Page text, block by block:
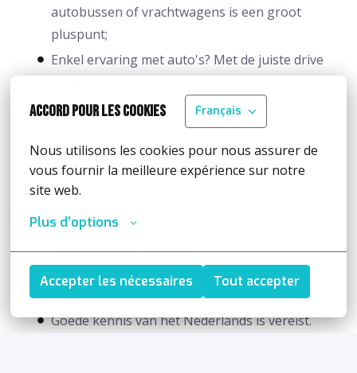
Accord pour les cookies Français
Nous utilisons les cookies pour nous assurer de
vous fournir la meilleure expérience sur notre
site web.
Plus d'options
Accepter les nécessaires Tout accepter
autobussen of vrachtwagens is een groot
pluspunt;
Enkel ervaring met auto's? Met de juiste drive
Samenwerken met collega's om oplossingen te
vinden geeft je energie;
Ook zelfstandig werken is voor jou geen
probleem;
wachtdienst op basis van een beurtrol (je wordt
hiet extra voor vergoed);
Alsook ben je bereid om gratis het rijbewijs D te
behalen;
Goede kennis van het Nederlands is vereist.